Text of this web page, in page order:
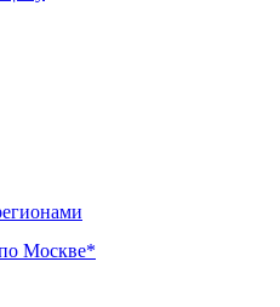
Москве*